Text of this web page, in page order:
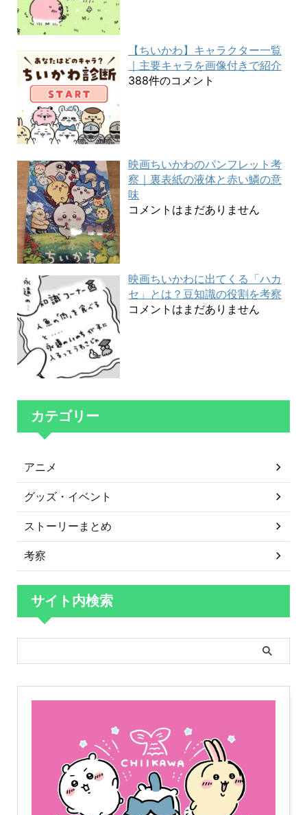
【ちいかわ】キャラクター一覧
｜主要キャラを画像付きで紹介
388件のコメント
映画ちいかわのパンフレット考
察｜裏表紙の液体と赤い鱗の意
味
コメントはまだありません
映画ちいかわに出てくる「ハカ
セ」とは？豆知識の役割を考察
コメントはまだありません
カテゴリー
アニメ
グッズ・イベント
ストーリーまとめ
考察
サイト内検索